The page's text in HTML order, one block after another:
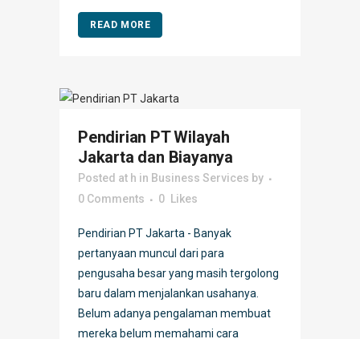
READ MORE
Pendirian PT Wilayah
Jakarta dan Biayanya
Posted at h in Business Services by
0 Comments
0 Likes
Pendirian PT Jakarta - Banyak
pertanyaan muncul dari para
pengusaha besar yang masih tergolong
baru dalam menjalankan usahanya.
Belum adanya pengalaman membuat
mereka belum memahami cara